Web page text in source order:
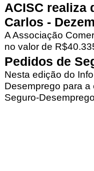
ACISC realiza
Carlos -
A Associação
no valor de
Pedidos de
Nesta edição do
Desemprego para
Seguro-